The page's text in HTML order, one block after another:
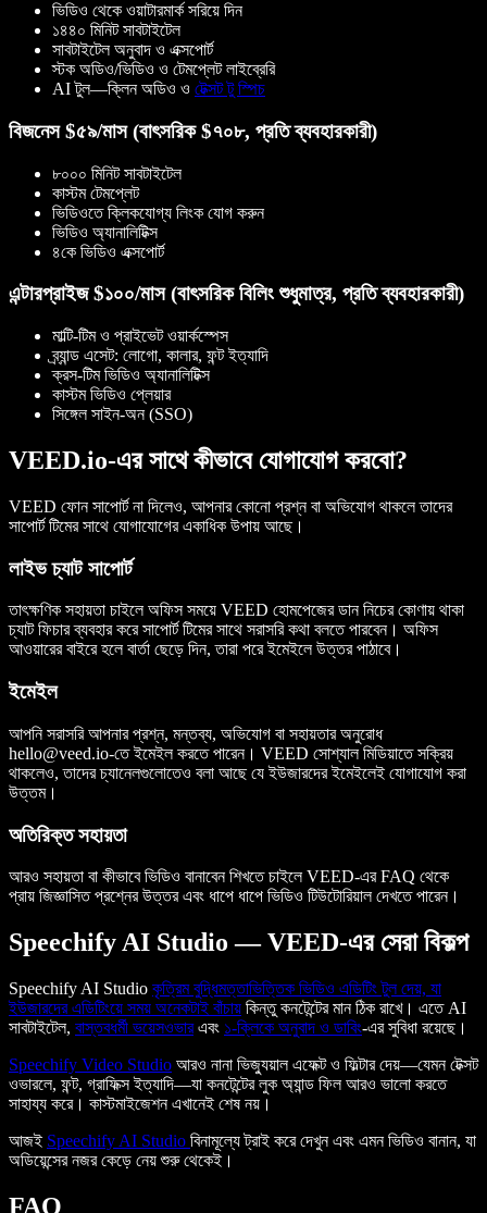
ভিডিও থেকে ওয়াটারমার্ক সরিয়ে দিন
১৪৪০ মিনিট সাবটাইটেল
সাবটাইটেল অনুবাদ ও এক্সপোর্ট
স্টক অডিও/ভিডিও ও টেমপ্লেট লাইব্রেরি
AI টুল—ক্লিন অডিও ও টেক্সট টু স্পিচ
বিজনেস $৫৯/মাস (বাৎসরিক $৭০৮, প্রতি ব্যবহারকারী)
৮০০০ মিনিট সাবটাইটেল
কাস্টম টেমপ্লেট
ভিডিওতে ক্লিকযোগ্য লিংক যোগ করুন
ভিডিও অ্যানালিটিক্স
৪কে ভিডিও এক্সপোর্ট
এন্টারপ্রাইজ $১০০/মাস (বাৎসরিক বিলিং শুধুমাত্র, প্রতি ব্যবহারকারী)
মাল্টি-টিম ও প্রাইভেট ওয়ার্কস্পেস
ব্র্যান্ড এসেট: লোগো, কালার, ফন্ট ইত্যাদি
ক্রস-টিম ভিডিও অ্যানালিটিক্স
কাস্টম ভিডিও প্লেয়ার
সিঙ্গেল সাইন-অন (SSO)
VEED.io-এর সাথে কীভাবে যোগাযোগ করবো?
VEED ফোন সাপোর্ট না দিলেও, আপনার কোনো প্রশ্ন বা অভিযোগ থাকলে তাদের
সাপোর্ট টিমের সাথে যোগাযোগের একাধিক উপায় আছে।
লাইভ চ্যাট সাপোর্ট
তাৎক্ষণিক সহায়তা চাইলে অফিস সময়ে VEED হোমপেজের ডান নিচের কোণায় থাকা
চ্যাট ফিচার ব্যবহার করে সাপোর্ট টিমের সাথে সরাসরি কথা বলতে পারবেন। অফিস
আওয়ারের বাইরে হলে বার্তা ছেড়ে দিন, তারা পরে ইমেইলে উত্তর পাঠাবে।
ইমেইল
আপনি সরাসরি আপনার প্রশ্ন, মন্তব্য, অভিযোগ বা সহায়তার অনুরোধ
hello@veed.io-তে ইমেইল করতে পারেন। VEED সোশ্যাল মিডিয়াতে সক্রিয়
থাকলেও, তাদের চ্যানেলগুলোতেও বলা আছে যে ইউজারদের ইমেইলেই যোগাযোগ করা
উত্তম।
অতিরিক্ত সহায়তা
আরও সহায়তা বা কীভাবে ভিডিও বানাবেন শিখতে চাইলে VEED-এর FAQ থেকে
প্রায় জিজ্ঞাসিত প্রশ্নের উত্তর এবং ধাপে ধাপে ভিডিও টিউটোরিয়াল দেখতে পারেন।
Speechify AI Studio — VEED-এর সেরা বিকল্প
Speechify AI Studio কৃত্রিম বুদ্ধিমত্তাভিত্তিক ভিডিও এডিটিং টুল দেয়, যা
ইউজারদের এডিটিংয়ে সময় অনেকটাই বাঁচায় কিন্তু কনটেন্টের মান ঠিক রাখে। এতে AI
সাবটাইটেল, বাস্তবধর্মী ভয়েসওভারএবং ১-ক্লিকে অনুবাদ ও ডাবিং-এর সুবিধা রয়েছে।
Speechify Video Studio আরও নানা ভিজ্যুয়াল এফেক্ট ও ফিল্টার দেয়—যেমন টেক্সট
ওভারলে, ফন্ট, গ্রাফিক্স ইত্যাদি—যা কনটেন্টের লুক অ্যান্ড ফিল আরও ভালো করতে
সাহায্য করে। কাস্টমাইজেশন এখানেই শেষ নয়।
আজই Speechify AI Studio বিনামূল্যে ট্রাই করে দেখুন এবং এমন ভিডিও বানান, যা
অডিয়েন্সের নজর কেড়ে নেয় শুরু থেকেই।
FAQ